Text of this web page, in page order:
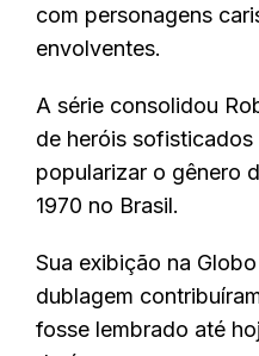
com personagens
envolventes.
A série consolidou
de heróis
popularizar o gênero
1970 no Brasil.
Sua exibição na
dublagem
fosse lembrado até